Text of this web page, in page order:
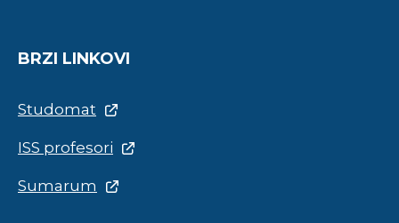
BRZI LINKOVI
Studomat
ISS profesori
Sumarum